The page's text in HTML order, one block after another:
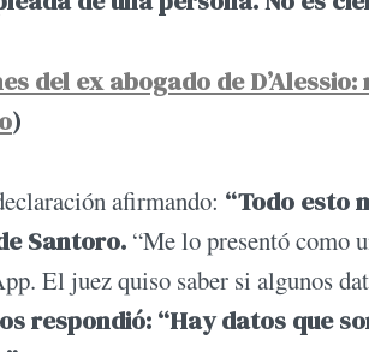
del ex abogado de
)
afirmando: “Todo esto
Santoro. “Me lo presentó como
El juez quiso saber si algunos
respondió: “Hay datos que